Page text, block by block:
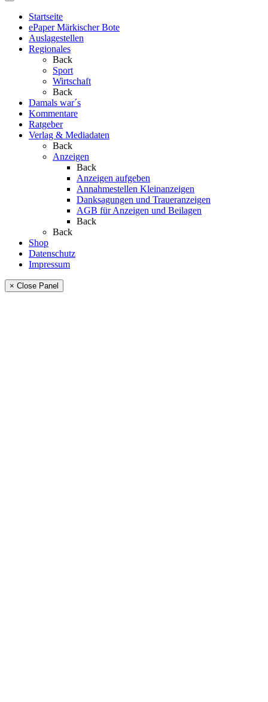
Startseite
ePaper Märkischer Bote
Auslagestellen
Regionales
Back
Sport
Wirtschaft
Back
Damals war´s
Kommentare
Ratgeber
Verlag & Mediadaten
Back
Anzeigen
Back
Anzeigen aufgeben
Annahmestellen Kleinanzeigen
Danksagungen und Traueranzeigen
AGB für Anzeigen und Beilagen
Back
Back
Shop
Datenschutz
Impressum
× Close Panel